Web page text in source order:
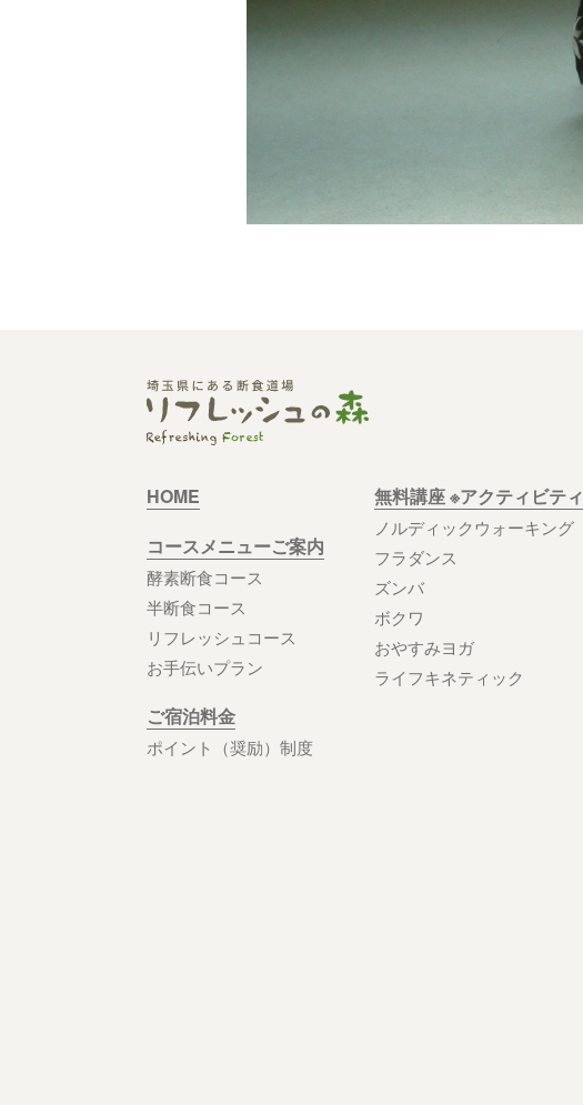
HOME
コースメニューご案内
酵素断食コース
半断食コース
リフレッシュコース
お手伝いプラン
ご宿泊料金
ポイント（奨励）制度
無料講座 ※アクティビティ
ノルディックウォーキング
フラダンス
ズンバ
ボクワ
おやすみヨガ
ライフキネティック